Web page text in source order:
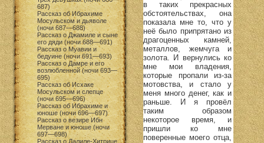
687)
Рассказ об Ибрахиме
Мосульском и дьяволе
(ночи 687—688)
Рассказ о Джамиле и сыне
его дяди (ночи 688—691)
Рассказ о Муавии и
бедуине (ночи 691—693)
Рассказ о Дамре и его
возлюбленной (ночи 693—
695)
Рассказ об Исхаке
Мосульском и слепце
(ночи 695—696)
Рассказ об Ибрахиме и
юноше (ночи 696—697)
Рассказ о везире Ибн
Мерване и юноше (ночи
697—698)
Рассказ о Далиле-Хитрице
в таких прекрасных
обстоятельствах, она
показала мне то, что у
неё было припрятано из
драгоценных камней,
металлов, жемчуга и
золота. И вернулись ко
мне мои владения,
которые пропали из-за
мотовства, и стало у
меня много денег, как и
раньше. И я провёл
таким образом
некоторое время, и
пришли ко мне
поверенные моего отца,